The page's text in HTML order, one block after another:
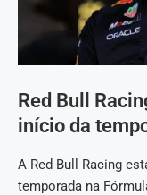
Red Bull
início da
A Red Bull Racing
temporada na